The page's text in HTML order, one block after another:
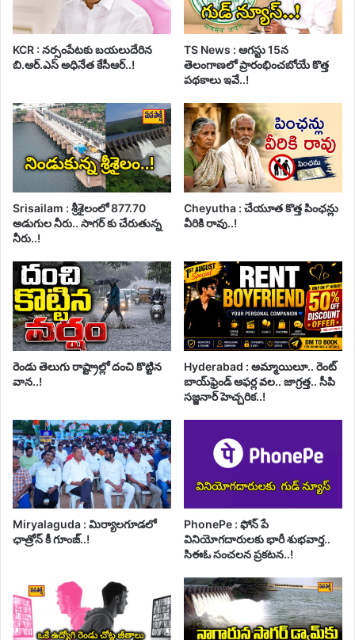
KCR : నర్సంపేటకు బయలుదేరిన
బి.ఆర్.ఎస్ అధినేత కేసీఆర్..!
TS News : ఆగస్టు 15న
తెలంగాణలో ప్రారంభించబోయే కొత్త
పథకాలు ఇవే..!
Srisailam : శ్రీశైలంలో 877.70
అడుగుల నీరు.. సాగర్ కు చేరుతున్న
నీరు..!
Cheyutha : చేయూత కొత్త పింఛన్లు
వీరికి రావు..!
రెండు తెలుగు రాష్ట్రాల్లో దంచి కొట్టిన
వాన..!
Hyderabad : అమ్మాయిలూ.. రెంట్
బాయ్‌ఫ్రెండ్ ఆఫర్ల వల.. జాగ్రత్త.. సీపి
సజ్జనార్ హెచ్చరిక..!
Miryalaguda : మిర్యాలగూడలో
ఛాత్రోన్ కీ గూంజ్..!
PhonePe : ఫోన్ పే
వినియోగదారులకు భారీ శుభవార్త..
సిఈఓ సంచలన ప్రకటన..!